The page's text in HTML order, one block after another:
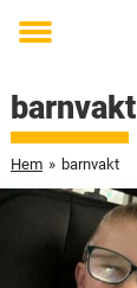
Toggle
barnvakt
Hem » barnvakt